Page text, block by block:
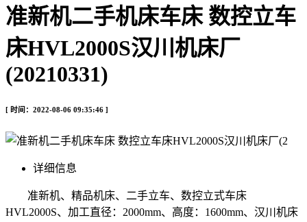
准新机二手机床车床 数控立车
床HVL2000S汉川机床厂
(20210331)
[ 时间：2022-08-06 09:35:46 ]
详细信息
准新机、精品机床、二手立车、数控立式车床
HVL2000S、加工直径：2000mm、高度：1600mm、汉川机床